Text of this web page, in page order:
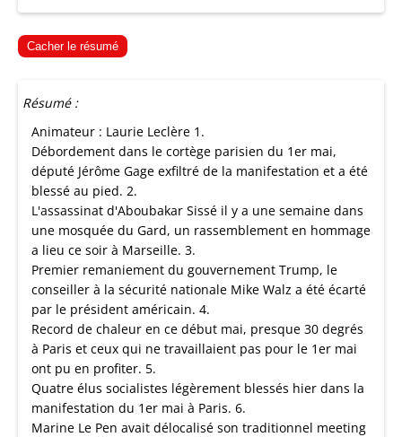
Cacher le résumé
Résumé :
Animateur : Laurie Leclère 1.
Débordement dans le cortège parisien du 1er mai,
député Jérôme Gage exfiltré de la manifestation et a été
blessé au pied. 2.
L'assassinat d'Aboubakar Sissé il y a une semaine dans
une mosquée du Gard, un rassemblement en hommage
a lieu ce soir à Marseille. 3.
Premier remaniement du gouvernement Trump, le
conseiller à la sécurité nationale Mike Walz a été écarté
par le président américain. 4.
Record de chaleur en ce début mai, presque 30 degrés
à Paris et ceux qui ne travaillaient pas pour le 1er mai
ont pu en profiter. 5.
Quatre élus socialistes légèrement blessés hier dans la
manifestation du 1er mai à Paris. 6.
Marine Le Pen avait délocalisé son traditionnel meeting